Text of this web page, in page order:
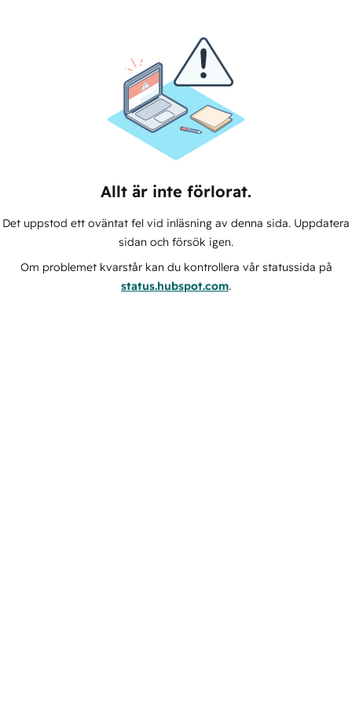
Allt är inte förlorat.
Det uppstod ett oväntat fel vid inläsning av denna sida. Uppdatera
sidan och försök igen.
Om problemet kvarstår kan du kontrollera vår statussida på
status.hubspot.com.